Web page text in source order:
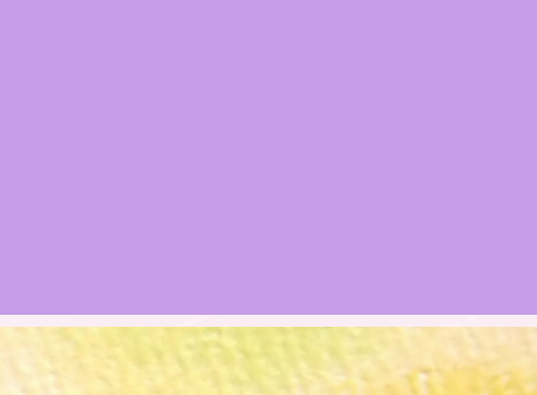
公式ウェブサイト『Botanical Study』